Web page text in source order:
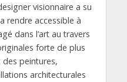
visionnaire a su
rendre accessible à
dans l’art au travers
forte de plus
peintures,
architecturales